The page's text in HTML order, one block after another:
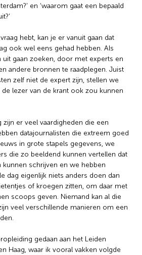
en ‘waarom gaat een bepaald
hebt, kan je er vanuit gaan dat
ook wel eens gehad hebben. Als
uit gaan zoeken, door met experts en
andere bronnen te raadplegen. Juist
zelf niet de expert zijn, stellen we
lezer van de krant ook zou kunnen
zijn er veel vaardigheden die een
datajournalisten die extreem goed
in grote stapels gegevens, we
die zo beeldend kunnen vertellen dat
schrijven en we hebben
dag eigenlijk niets anders doen dan
of kroegen zitten, om daar met
scoops geven. Niemand kan al die
veel verschillende manieren om een
gedaan aan het Leiden
Haag, waar ik vooral vakken volgde